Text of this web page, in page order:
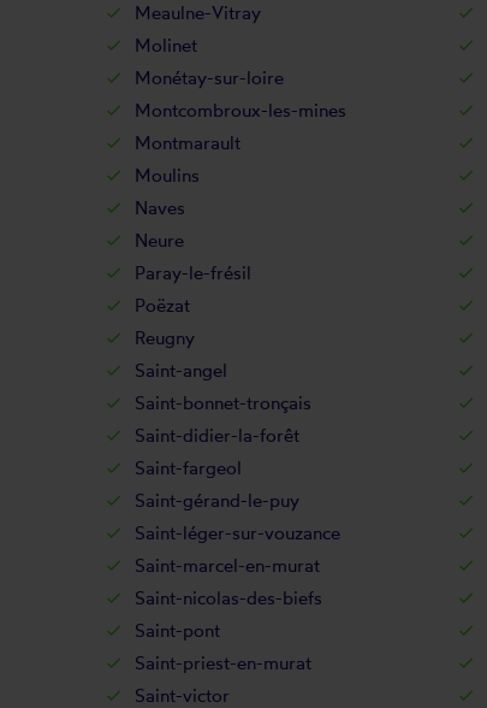
Meaulne-Vitray
Molinet
Monétay-sur-loire
Montcombroux-les-mines
Montmarault
Moulins
Naves
Neure
Paray-le-frésil
Poëzat
Reugny
Saint-angel
Saint-bonnet-tronçais
Saint-didier-la-forêt
Saint-fargeol
Saint-gérand-le-puy
Saint-léger-sur-vouzance
Saint-marcel-en-murat
Saint-nicolas-des-biefs
Saint-pont
Saint-priest-en-murat
Saint-victor